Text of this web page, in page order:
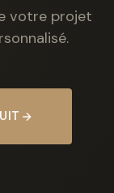
votre projet